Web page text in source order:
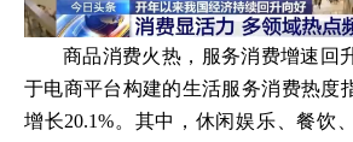
商品消费火热，服务消费增速回
于电商平台构建的生活服务消费热度
增长20.1%。其中，休闲娱乐、餐饮